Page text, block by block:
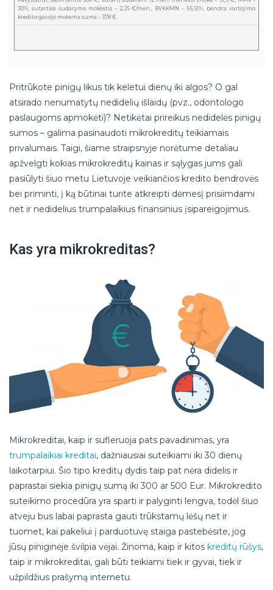
30%, sutarties sudarymo mokestis – 2,25 €/mėn., BVKKMN – 55,51%, bendra vartojimo
kredito gavėjo mokama suma – 378 €.
Pritrūkote pinigų likus tik keletui dienų iki algos? O gal
atsirado nenumatytų nedidelių išlaidų (pvz., odontologo
paslaugoms apmokėti)? Netikėtai prireikus nedidelės pinigų
sumos – galima pasinaudoti mikrokreditų teikiamais
privalumais. Taigi, šiame straipsnyje norėtume detaliau
apžvelgti kokias mikrokreditų kainas ir sąlygas jums gali
pasiūlyti šiuo metu Lietuvoje veikiančios kredito bendrovės
bei priminti, į ką būtinai turite atkreipti dėmesį prisiimdami
net ir nedidelius trumpalaikius finansinius įsipareigojimus.
Kas yra mikrokreditas?
Mikrokreditai, kaip ir sufleruoja pats pavadinimas, yra
trumpalaikiai kreditai, dažniausiai suteikiami iki 30 dienų
laikotarpiui. Šio tipo kreditų dydis taip pat nėra didelis ir
paprastai siekia pinigų sumą iki 300 ar 500 Eur. Mikrokredito
suteikimo procedūra yra sparti ir palyginti lengva, todėl šiuo
atveju bus labai paprasta gauti trūkstamų lėšų net ir
tuomet, kai pakeliui į parduotuvę staiga pastebėsite, jog
jūsų piniginėje švilpia vėjai. Žinoma, kaip ir kitos kreditų rūšys,
taip ir mikrokreditai, gali būti teikiami tiek ir gyvai, tiek ir
užpildžius prašymą internetu.